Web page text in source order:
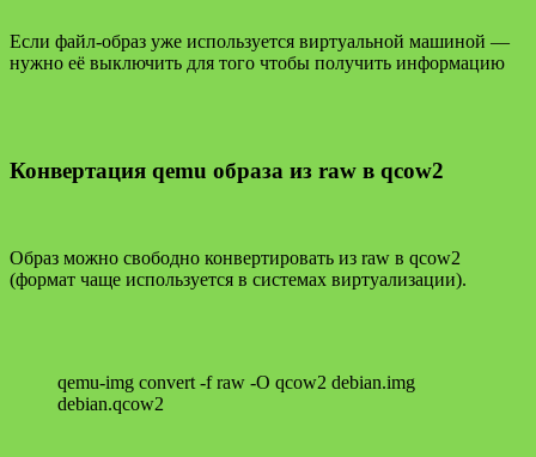
Если файл-образ уже используется виртуальной машиной —
нужно её выключить для того чтобы получить информацию
Конвертация qemu образа из raw в qcow2
Образ можно свободно конвертировать из raw в qcow2
(формат чаще используется в системах виртуализации).
qemu-img convert -f raw -O qcow2 debian.img
debian.qcow2